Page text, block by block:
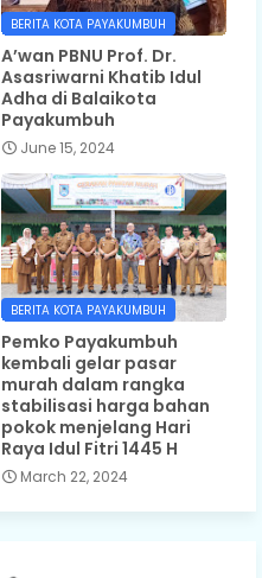
BERITA KOTA PAYAKUMBUH
A’wan PBNU Prof. Dr.
Asasriwarni Khatib Idul
Adha di Balaikota
Payakumbuh
June 15, 2024
BERITA KOTA PAYAKUMBUH
Pemko Payakumbuh
kembali gelar pasar
murah dalam rangka
stabilisasi harga bahan
pokok menjelang Hari
Raya Idul Fitri 1445 H
March 22, 2024